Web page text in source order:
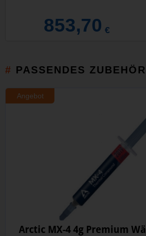
853,70 €
PASSENDES
Angebot
Arctic MX-4 4g Premium